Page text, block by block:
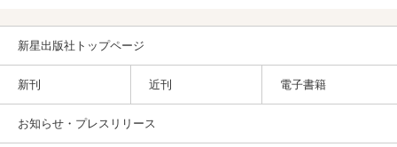
新星出版社トップページ
新刊 近刊 電子書籍
お知らせ・プレスリリース